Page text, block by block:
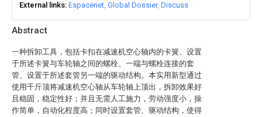
Abstract
一种拆卸工具，包括卡扣在减速机空心轴内的卡簧、设置
于所述卡簧与车轮轴之间的螺栓、一端与螺栓连接的套
管、设置于所述套管另一端的驱动结构。本实用新型通过
使用千斤顶将减速机空心轴从车轮轴上顶出，拆卸效果好
且稳固，稳定性好；并且无需人工施力，劳动强度小，操
作简单，自动化程度高；同时设置套管、驱动结构，使得
External links Espacenet Global Dossier Discuss